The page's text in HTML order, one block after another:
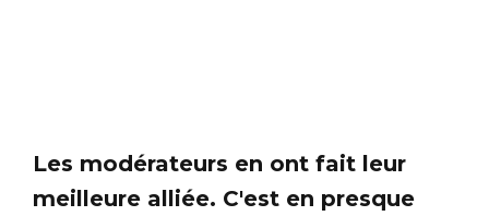
Les modérateurs en ont fait leur
meilleure alliée. C'est en presque